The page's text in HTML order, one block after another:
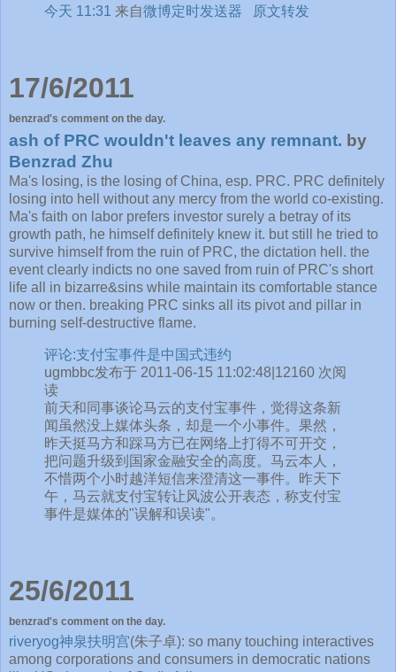
今天 11:31 来自微博定时发送器 原文转发
17/6/2011
benzrad's comment on the day.
ash of PRC wouldn't leaves any remnant. by
Benzrad Zhu
Ma's losing, is the losing of China, esp. PRC. PRC definitely
losing into hell without any mercy from the world co-existing.
Ma's faith on labor prefers investor surely a betray of its
growth path, he himself definitely knew it. but still he tried to
survive himself from the ruin of PRC, the dictation hell. the
event clearly indicts no one saved from ruin of PRC's short
life all in bizarre&sins while maintain its comfortable stance
now or then. breaking PRC sinks all its pivot and pillar in
burning self-destructive flame.
评论:支付宝事件是中国式违约
ugmbbc发布于 2011-06-15 11:02:48|12160 次阅
读
前天和同事谈论马云的支付宝事件，觉得这条新
闻虽然没上媒体头条，却是一个小事件。果然，
昨天挺马方和踩马方已在网络上打得不可开交，
把问题升级到国家金融安全的高度。马云本人，
不惜两个小时越洋短信来澄清这一事件。昨天下
午，马云就支付宝转让风波公开表态，称支付宝
事件是媒体的"误解和误读"。
25/6/2011
benzrad's comment on the day.
riveryog神泉扶明宫(朱子卓): so many touching interactives
among corporations and consumers in democratic nations